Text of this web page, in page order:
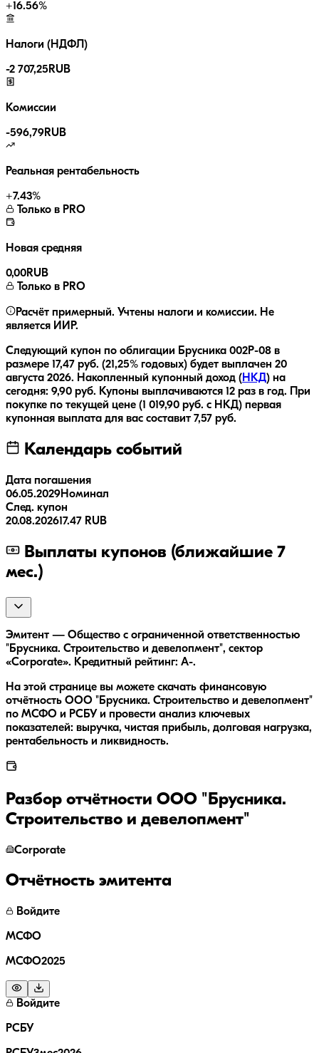
+16.56%
Налоги (НДФЛ)
-2 707,25 RUB
Комиссии
-596,79RUB
Реальная рентабельность
+7.43%
Только в PRO
Новая средняя
0,00RUB
Только в PRO
Расчёт примерный. Учтены налоги и комиссии. Не
является ИИР.
Следующий купон по облигации Брусника 002Р-08 в
размере 17,47 руб. (21,25% годовых) будет выплачен 20
августа 2026. Накопленный купонный доход ( НКД) на
сегодня: 9,90 руб. Купоны выплачиваются 12 раз в год.
При
покупке по текущей цене (1 019,90 руб. с НКД) первая
купонная выплата для вас составит 7,57 руб.
Календарь событий
Дата погашения
06.05.2029Номинал
След. купон
20.08.202617.47 RUB
Выплаты купонов (ближайшие 7
мес.)
Эмитент — Общество с ограниченной ответственностью
"Брусника. Строительство и девелопмент", сектор
«Corporate». Кредитный рейтинг: A-.
На этой странице вы можете скачать финансовую
отчётность ООО "Брусника. Строительство и девелопмент"
по МСФО и РСБУ и провести анализ ключевых
показателей: выручка, чистая прибыль, долговая нагрузка,
рентабельность и ликвидность.
Разбор отчётности ООО "Брусника.
Строительство и девелопмент"
Corporate
Отчётность эмитента
Войдите
МСФО
МСФО2025
Войдите
РСБУ